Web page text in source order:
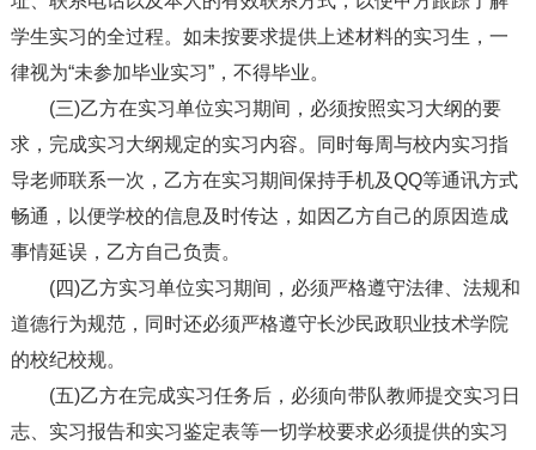
学生实习的全过程。如未按要求提供上述材料的实习生，一
律视为“未参加毕业实习”，不得毕业。
(三)乙方在实习单位实习期间，必须按照实习大纲的要
求，完成实习大纲规定的实习内容。同时每周与校内实习指
导老师联系一次，乙方在实习期间保持手机及QQ等通讯方式
畅通，以便学校的信息及时传达，如因乙方自己的原因造成
事情延误，乙方自己负责。
(四)乙方实习单位实习期间，必须严格遵守法律、法规和
道德行为规范，同时还必须严格遵守长沙民政职业技术学院
的校纪校规。
(五)乙方在完成实习任务后，必须向带队教师提交实习日
志、实习报告和实习鉴定表等一切学校要求必须提供的实习